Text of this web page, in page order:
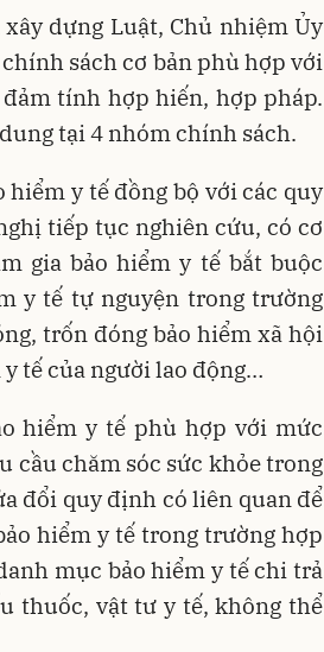
dựng Luật, Chủ nhiệm Ủy
sách cơ bản phù hợp với
tính hợp hiến, hợp pháp.
tại 4 nhóm chính sách.
y tế đồng bộ với các quy
tiếp tục nghiên cứu, có cơ
gia bảo hiểm y tế bắt buộc
y tế tự nguyện trong trường
trốn đóng bảo hiểm xã hội
tế của người lao động…
hiểm y tế phù hợp với mức
cầu chăm sóc sức khỏe trong
đổi quy định có liên quan để
hiểm y tế trong trường hợp
mục bảo hiểm y tế chi trả
thuốc, vật tư y tế, không thể